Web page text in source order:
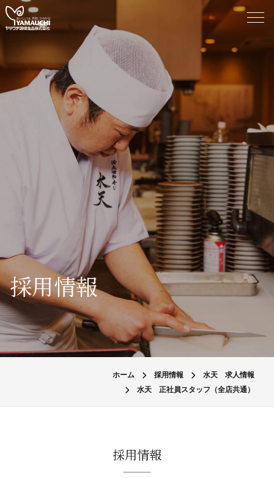
採用情報
ホーム 採用情報
水天 求人情報
水天 正社員スタッフ（全店共通）
採用情報